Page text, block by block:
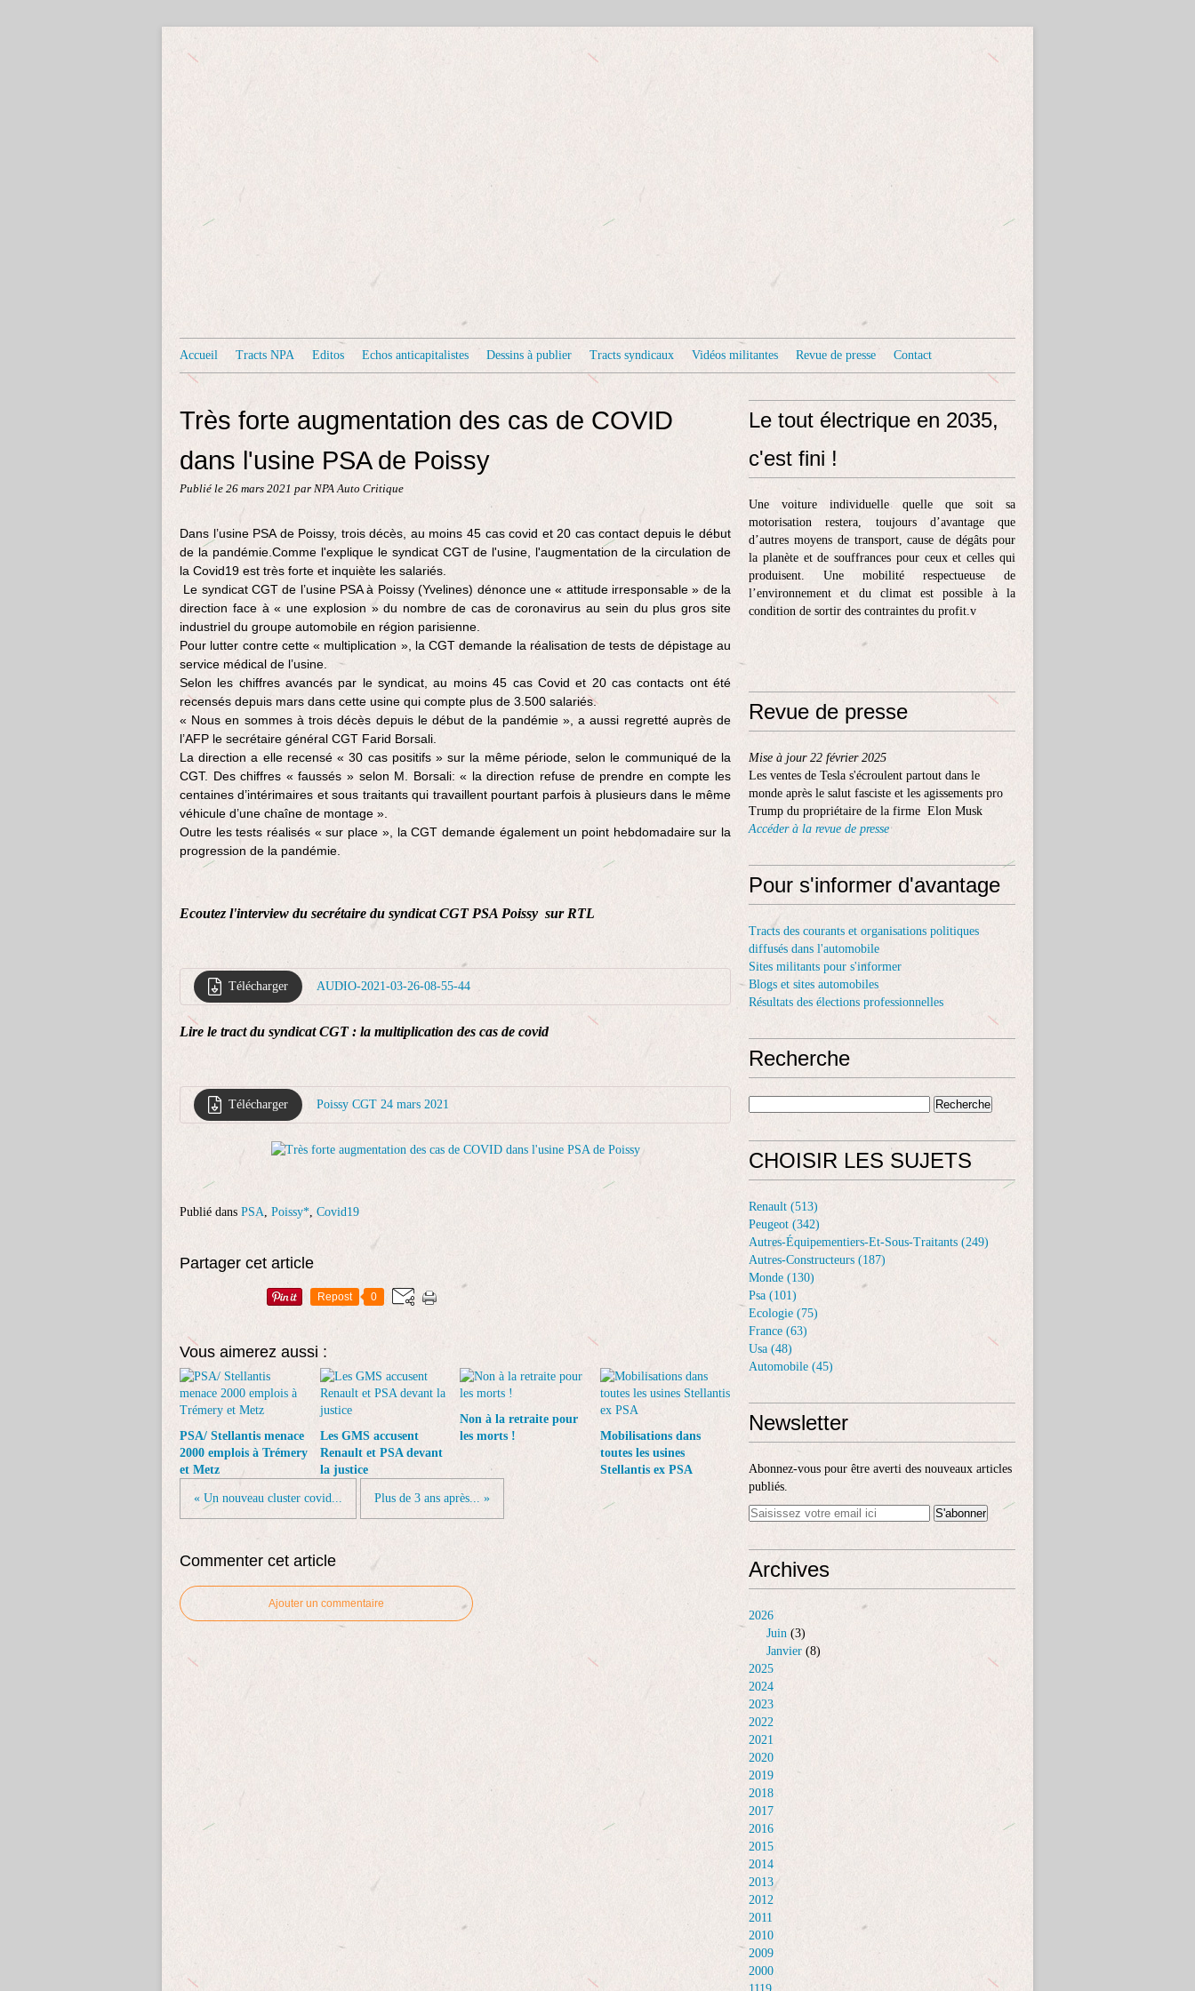
Accueil Tracts NPA Editos Echos anticapitalistes Dessins à publier Tracts syndicaux Vidéos militantes Revue de presse Contact
Très forte augmentation des cas de COVID
dans l'usine PSA de Poissy
Publié le 26 mars 2021 par NPA Auto Critique
Dans l’usine PSA de Poissy, trois décès, au moins 45 cas covid et 20 cas contact depuis le début
de la pandémie.Comme l'explique le syndicat CGT de l'usine, l'augmentation de la circulation de
la Covid19 est très forte et inquiète les salariés.
Le syndicat CGT de l’usine PSA à Poissy (Yvelines) dénonce une « attitude irresponsable » de la
direction face à « une explosion » du nombre de cas de coronavirus au sein du plus gros site
industriel du groupe automobile en région parisienne.
Pour lutter contre cette « multiplication », la CGT demande la réalisation de tests de dépistage au
service médical de l’usine.
Selon les chiffres avancés par le syndicat, au moins 45 cas Covid et 20 cas contacts ont été
recensés depuis mars dans cette usine qui compte plus de 3.500 salariés.
« Nous en sommes à trois décès depuis le début de la pandémie », a aussi regretté auprès de
l’AFP le secrétaire général CGT Farid Borsali.
La direction a elle recensé « 30 cas positifs » sur la même période, selon le communiqué de la
CGT. Des chiffres « faussés » selon M. Borsali: « la direction refuse de prendre en compte les
centaines d’intérimaires et sous traitants qui travaillent pourtant parfois à plusieurs dans le même
véhicule d’une chaîne de montage ».
Outre les tests réalisés « sur place », la CGT demande également un point hebdomadaire sur la
progression de la pandémie.
Ecoutez l'interview du secrétaire du syndicat CGT PSA Poissy sur RTL
Télécharger AUDIO-2021-03-26-08-55-44
Lire le tract du syndicat CGT : la multiplication des cas de covid
Télécharger Poissy CGT 24 mars 2021
Publié dans PSA, Poissy*, Covid19
Partager cet article
Repost 0
Vous aimerez aussi :
PSA/ Stellantis menace
2000 emplois à Trémery
et Metz
Les GMS accusent
Renault et PSA devant
la justice
Non à la retraite pour
les morts !
Mobilisations dans
toutes les usines
Stellantis ex PSA
« Un nouveau cluster covid... Plus de 3 ans après... »
Commenter cet article
Ajouter un commentaire
Le tout électrique en 2035,
c'est fini !
Une voiture individuelle quelle que soit sa
motorisation restera, toujours d’avantage que
d’autres moyens de transport, cause de dégâts pour
la planète et de souffrances pour ceux et celles qui
produisent. Une mobilité respectueuse de
l’environnement et du climat est possible à la
condition de sortir des contraintes du profit.v
Revue de presse
Mise à jour 22 février 2025
Les ventes de Tesla s'écroulent partout dans le
monde après le salut fasciste et les agissements pro
Trump du propriétaire de la firme Elon Musk
Accéder à la revue de presse
Pour s'informer d'avantage
Tracts des courants et organisations politiques
diffusés dans l'automobile
Sites militants pour s'informer
Blogs et sites automobiles
Résultats des élections professionnelles
Recherche
CHOISIR LES SUJETS
Renault (513)
Peugeot (342)
Autres-Équipementiers-Et-Sous-Traitants (249)
Autres-Constructeurs (187)
Monde (130)
Psa (101)
Ecologie (75)
France (63)
Usa (48)
Automobile (45)
Newsletter
Abonnez-vous pour être averti des nouveaux articles
publiés.
Archives
2026
Juin (3)
Janvier (8)
2025
2024
2023
2022
2021
2020
2019
2018
2017
2016
2015
2014
2013
2012
2011
2010
2009
2000